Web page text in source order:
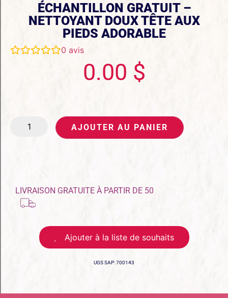
ÉCHANTILLON GRATUIT –
NETTOYANT DOUX TÊTE AUX
PIEDS ADORABLE
0 avis
0.00 $
AJOUTER AU PANIER
LIVRAISON GRATUITE À PARTIR DE 50
Ajouter à la liste de souhaits
UGSSAP: 700143